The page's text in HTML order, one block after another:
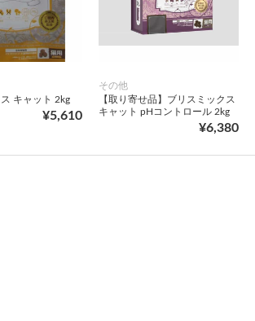
キャット 2kg
¥5,610
その他
【取り寄せ品】ブリスミックス
キャット pHコントロール 2kg
¥6,380